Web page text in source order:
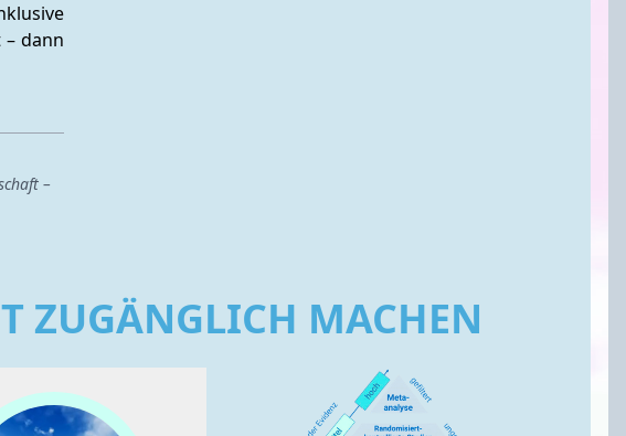
dann
–
ZUGÄNGLICH MACHEN